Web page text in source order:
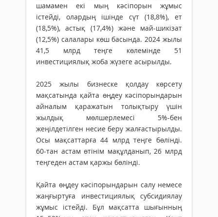
шамамен екі мың кәсіпорын жұмыс
істейді, олардың ішінде сүт (18,8%), ет
(18,5%), астық (17,4%) және май-шикізат
(12,5%) салалары көш басында. 2024 жылы
41,5 млрд теңге көлемінде 51
инвестициялық жоба жүзеге асырылды.
2025 жылы бизнеске қолдау көрсету
мақсатында қайта өңдеу кәсіпорындарын
айналым қаражатын толықтыру үшін
жылдық мөлшерлемесі 5%-бен
жеңілдетілген несие беру жалғастырылды.
Осы мақсаттарға 44 млрд теңге бөлінді.
60-тан астам өтінім мақұлданып, 26 млрд
теңгеден астам қаржы бөлінді.
Қайта өңдеу кәсіпорындарын салу немесе
жаңғыртуға инвестициялық субсидиялау
жұмыс істейді. Бұл мақсатта шығынның